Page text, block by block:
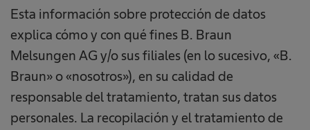
Esta información sobre protección de datos
explica cómo y con qué fines B. Braun
Melsungen AG y/o sus filiales (en lo sucesivo, «B.
Braun» o «nosotros»), en su calidad de
responsable del tratamiento, tratan sus datos
personales. La recopilación y el tratamiento de